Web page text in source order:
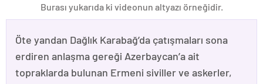
Burası yukarıda ki videonun altyazı örneğidir.
Öte yandan Dağlık Karabağ’da çatışmaları sona
erdiren anlaşma gereği Azerbaycan’a ait
topraklarda bulunan Ermeni siviller ve askerler,